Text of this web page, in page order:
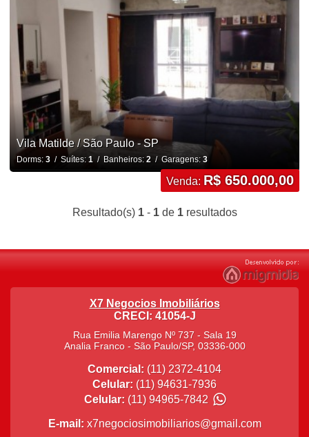
Vila Matilde / São Paulo - SP
Dorms: 3/ Suítes: 1/ Banheiros: 2/ Garagens: 3
Venda: R$ 650.000,00
Resultado(s) 1- 1de 1resultados
X7 Negocios Imobiliários
CRECI: 41054-J
Rua Emilia Marengo Nº 737 - Sala 19
Analia Franco- São Paulo/SP, 03336-000
Comercial: (11) 2372-4104
Celular: (11) 94631-7936
Celular: (11) 94965-7842
E-mail: x7negociosimobiliarios@gmail.com